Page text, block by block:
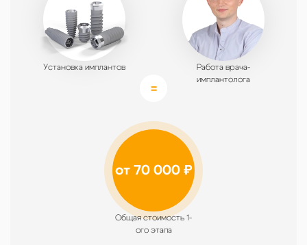
Установка имплантов
Работа врача-
имплантолога
от 70 000 ₽
Общая стоимость 1-
ого этапа